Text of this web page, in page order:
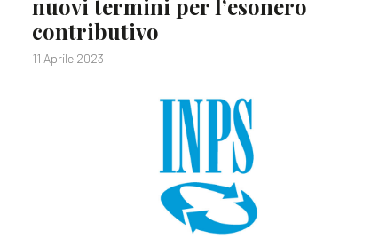
nuovi termini per l’esonero
contributivo
11 Aprile 2023